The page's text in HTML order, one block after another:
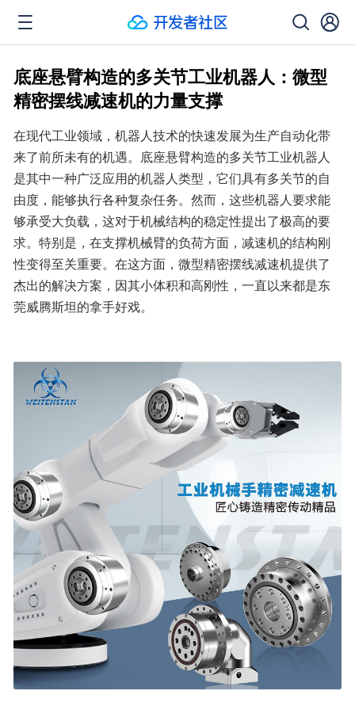
底座悬臂构造的多关节工业机器人：微型
精密摆线减速机的力量支撑
在现代工业领域，机器人技术的快速发展为生产自动化带
来了前所未有的机遇。底座悬臂构造的多关节工业机器人
是其中一种广泛应用的机器人类型，它们具有多关节的自
由度，能够执行各种复杂任务。然而，这些机器人要求能
够承受大负载，这对于机械结构的稳定性提出了极高的要
求。特别是，在支撑机械臂的负荷方面，减速机的结构刚
性变得至关重要。在这方面，微型精密摆线减速机提供了
杰出的解决方案，因其小体积和高刚性，一直以来都是东
莞威腾斯坦的拿手好戏。